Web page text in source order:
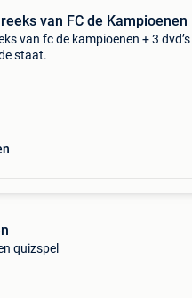
van FC de Kampioenen
van fc de kampioenen + 3 dvd’s
staat.
quizspel